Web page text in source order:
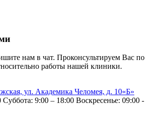
нам в чат. Проконсультируем Вас по
работы нашей клиники.
ул. Академика Челомея, д. 10«Б»
Суббота: 9:00 – 18:00 Воскресенье: 09:00 -